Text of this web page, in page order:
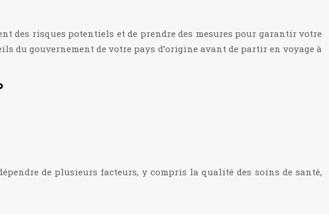
des risques potentiels et de prendre des mesures pour garantir votre
du gouvernement de votre pays d’origine avant de partir en voyage à
de plusieurs facteurs, y compris la qualité des soins de santé,